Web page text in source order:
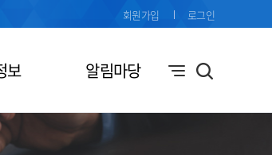
보 알림마당
회원가입 로그인